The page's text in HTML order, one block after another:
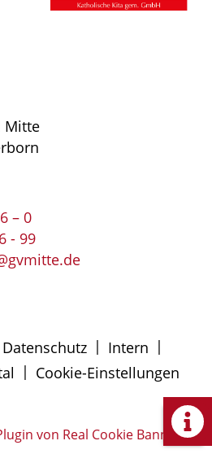
Mitte
– 0
- 99
Datenschutz | Intern |
| Cookie-Einstellungen
von Real Cookie Banner